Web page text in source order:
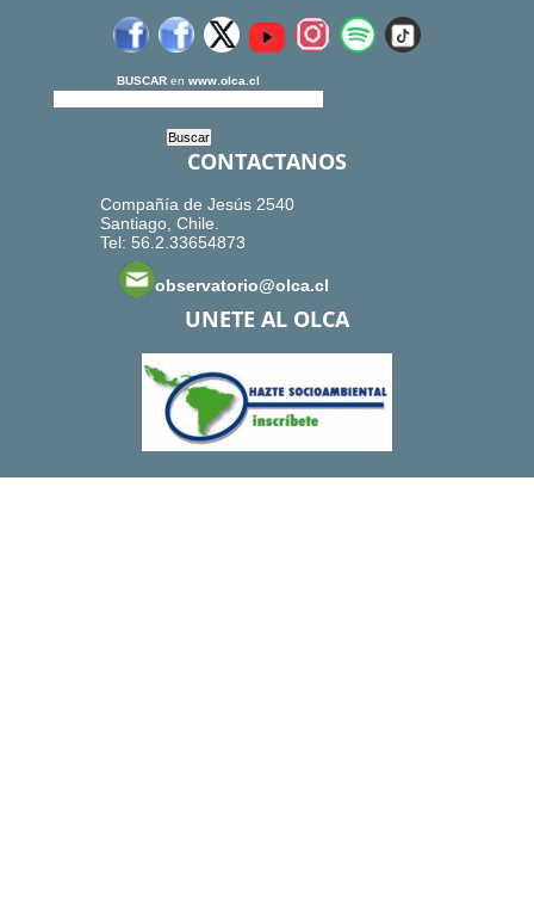
BUSCAR en www.olca.cl
CONTACTANOS
Compañía de Jesús 2540
Santiago, Chile.
Tel: 56.2.33654873
observatorio@olca.cl
UNETE AL OLCA